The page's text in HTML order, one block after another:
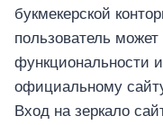
букмекерской
пользователь
функциональности
официальному
Вход на зеркало